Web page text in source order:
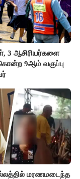
3 ஆசிரியர்களை
9ஆம் வகுப்பு
மரணமடைந்த